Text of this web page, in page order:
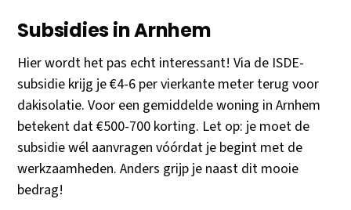
Subsidies in Arnhem
Hier wordt het pas echt interessant! Via de ISDE-
subsidie krijg je €4-6 per vierkante meter terug voor
dakisolatie. Voor een gemiddelde woning in Arnhem
betekent dat €500-700 korting. Let op: je moet de
subsidie wél aanvragen vóórdat je begint met de
werkzaamheden. Anders grijp je naast dit mooie
bedrag!